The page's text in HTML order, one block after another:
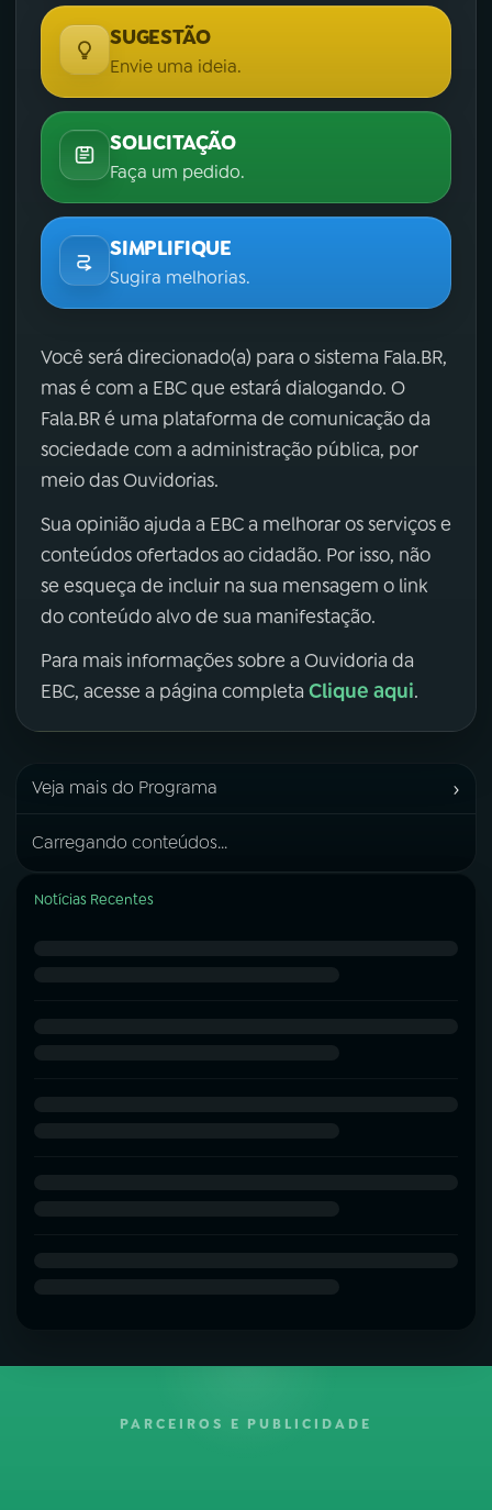
SUGESTÃO
Envie uma ideia.
SOLICITAÇÃO
Faça um pedido.
SIMPLIFIQUE
Sugira melhorias.
Você será direcionado(a) para o sistema Fala.BR,
mas é com a EBC que estará dialogando. O
Fala.BR é uma plataforma de comunicação da
sociedade com a administração pública, por
meio das Ouvidorias.
Sua opinião ajuda a EBC a melhorar os serviços e
conteúdos ofertados ao cidadão. Por isso, não
se esqueça de incluir na sua mensagem o link
do conteúdo alvo de sua manifestação.
Para mais informações sobre a Ouvidoria da
EBC, acesse a página completa Clique aqui.
Veja mais do Programa ›
Carregando conteúdos...
Notícias Recentes
PARCEIROS E PUBLICIDADE